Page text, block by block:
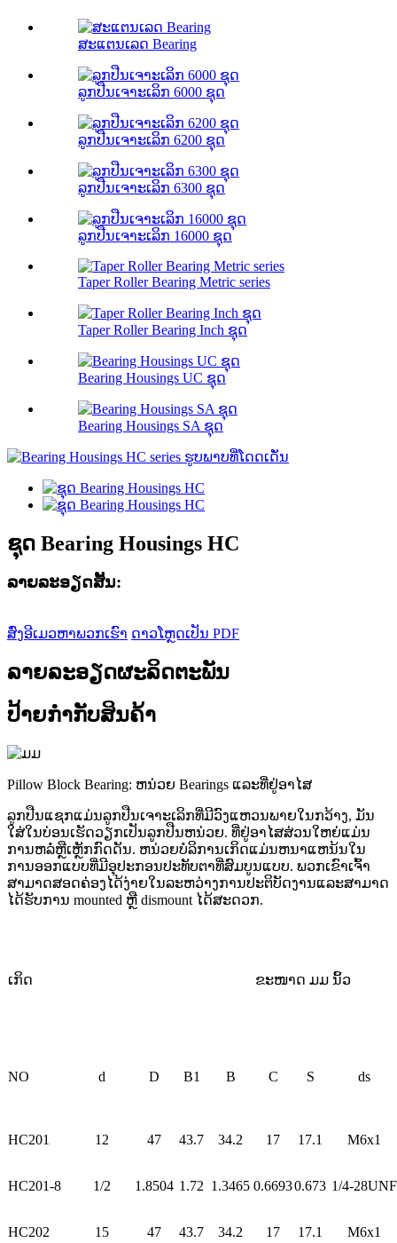
ສະແຕນເລດ Bearing
ລູກປືນເຈາະເລິກ 6000 ຊຸດ
ລູກປືນເຈາະເລິກ 6200 ຊຸດ
ລູກປືນເຈາະເລິກ 6300 ຊຸດ
ລູກປືນເຈາະເລິກ 16000 ຊຸດ
Taper Roller Bearing Metric series
Taper Roller Bearing Inch ຊຸດ
Bearing Housings UC ຊຸດ
Bearing Housings SA ຊຸດ
ຊຸດ Bearing Housings HC
ລາຍ​ລະ​ອຽດ​ສັ້ນ​:
ສົ່ງອີເມວຫາພວກເຮົາ ດາວໂຫຼດເປັນ PDF
ລາຍລະອຽດຜະລິດຕະພັນ
ປ້າຍກຳກັບສິນຄ້າ
Pillow Block Bearing: ຫນ່ວຍ Bearings ແລະທີ່ຢູ່ອາໄສ
ລູກປືນແຊກແມ່ນລູກປືນເຈາະເລິກທີ່ມີວົງແຫວນພາຍໃນກວ້າງ, ມັນ
ໃສ່ໃນບ່ອນເຮັດວຽກເປັນລູກປືນຫນ່ວຍ. ທີ່ຢູ່ອາໄສສ່ວນໃຫຍ່ແມ່ນ
ການຫລໍ່ຫຼືເຫຼັກກົດດັນ. ຫນ່ວຍບໍລິການເກິດແມ່ນຫນາແຫນ້ນໃນ
ການອອກແບບທີ່ມີອຸປະກອນປະທັບຕາທີ່ສົມບູນແບບ. ພວກເຂົາເຈົ້າ
ສາມາດສອດຄ່ອງໄດ້ງ່າຍໃນລະຫວ່າງການປະຕິບັດງານແລະສາມາດ
ໄດ້ຮັບການ mounted ຫຼື dismount ໄດ້ສະດວກ.
ເກິດ ຂະໜາດ ມມ ນິ້ວ
NO d D B1 B C S ds
HC201 12 47 43.7 34.2 17 17.1 M6x1
HC201-8 1/2 1.8504 1.72 1.3465 0.66930.673 1/4-28UNF
HC202 15 47 43.7 34.2 17 17.1 M6x1